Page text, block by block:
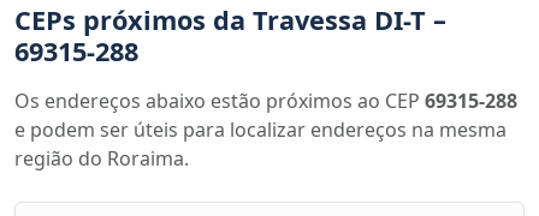
CEPs próximos da Travessa DI-T –
69315-288
Os endereços abaixo estão próximos ao CEP 69315-288
e podem ser úteis para localizar endereços na mesma
região do Roraima.